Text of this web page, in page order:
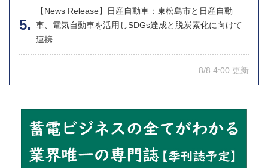
【News Release】日産自動車：東松島市と日産自動
車、電気自動車を活用しSDGs達成と脱炭素化に向けて
連携
8/8 4:00 更新